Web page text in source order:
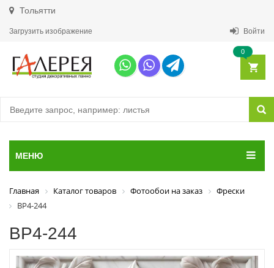
Тольятти
Загрузить изображение Войти
0
МЕНЮ
Главная Каталог товаров Фотообои на заказ
Фрески
ВР4-244
ВР4-244